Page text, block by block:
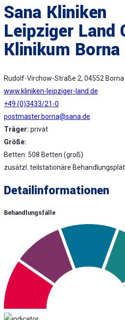
Sana Kliniken
Leipziger Land
Klinikum Borna
Rudolf-Virchow-Straße 2, 04552 Borna
www.kliniken-leipziger-land.de
+49 (0)3433/21-0
postmaster.borna@sana.de
Träger: privat
Größe:
Betten: 508 Betten (groß)
zusätzl. teilstationäre
Detailinformationen
Behandlungsfälle